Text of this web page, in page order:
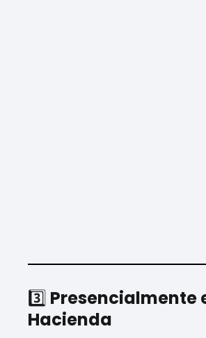
3️⃣ Presencialmente
Hacienda